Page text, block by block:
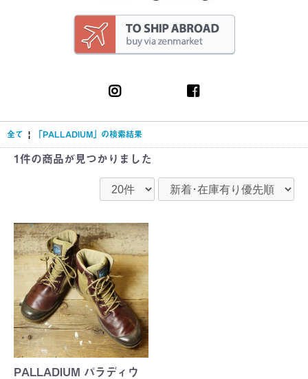
全て | 「PALLADIUM」の検索結果
1件の商品が見つかりました
PALLADIUM パラディウ